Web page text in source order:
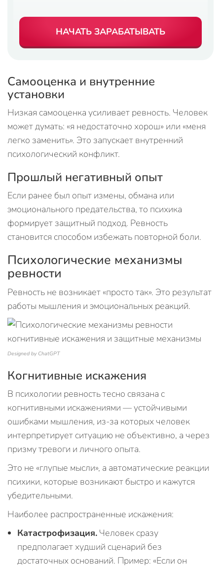
НАЧАТЬ ЗАРАБАТЫВАТЬ
Самооценка и внутренние
установки
Низкая самооценка усиливает ревность. Человек
может думать: «я недостаточно хорош» или «меня
легко заменить». Это запускает внутренний
психологический конфликт.
Прошлый негативный опыт
Если ранее был опыт измены, обмана или
эмоционального предательства, то психика
формирует защитный подход. Ревность
становится способом избежать повторной боли.
Психологические механизмы
ревности
Ревность не возникает «просто так». Это результат
работы мышления и эмоциональных реакций.
Designed by ChatGPT
Когнитивные искажения
В психологии ревность тесно связана с
когнитивными искажениями — устойчивыми
ошибками мышления, из-за которых человек
интерпретирует ситуацию не объективно, а через
призму тревоги и личного опыта.
Это не «глупые мысли», а автоматические реакции
психики, которые возникают быстро и кажутся
убедительными.
Наиболее распространенные искажения:
Катастрофизация. Человек сразу
предполагает худший сценарий без
достаточных оснований. Пример: «Если он